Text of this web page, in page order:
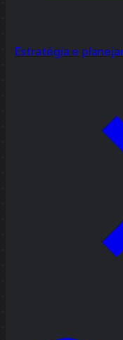
Estratégia e